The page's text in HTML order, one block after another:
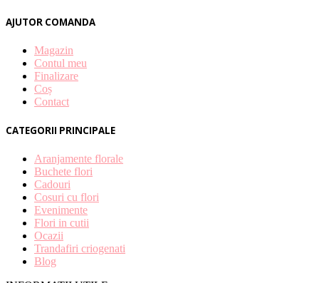
AJUTOR COMANDA
Magazin
Contul meu
Finalizare
Coș
Contact
CATEGORII PRINCIPALE
Aranjamente florale
Buchete flori
Cadouri
Cosuri cu flori
Evenimente
Flori in cutii
Ocazii
Trandafiri criogenati
Blog